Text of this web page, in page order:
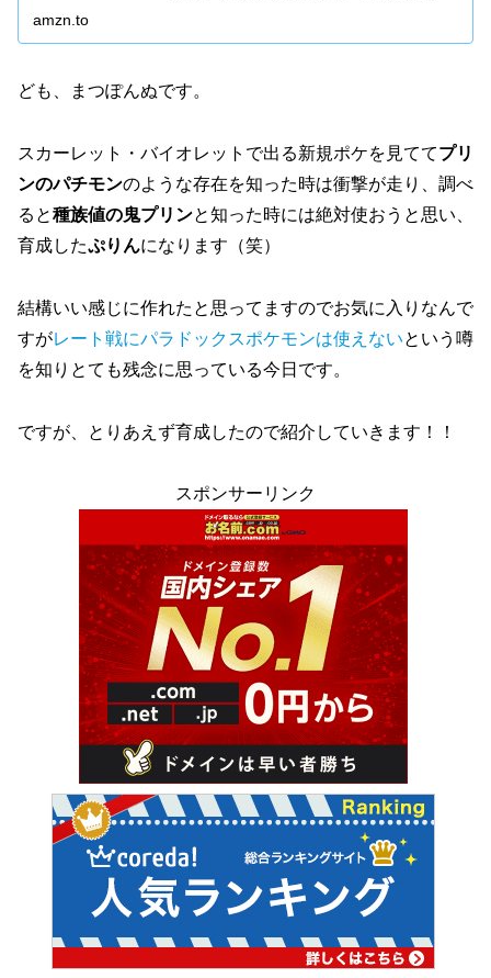
amzn.to
ども、まつぽんぬです。
スカーレット・バイオレットで出る新規ポケを見ててプリ
ンのパチモンのような存在を知った時は衝撃が走り、調べ
ると種族値の鬼プリンと知った時には絶対使おうと思い、
育成したぷりんになります（笑）
結構いい感じに作れたと思ってますのでお気に入りなんで
すがレート戦にパラドックスポケモンは使えないという噂
を知りとても残念に思っている今日です。
ですが、とりあえず育成したので紹介していきます！！
スポンサーリンク